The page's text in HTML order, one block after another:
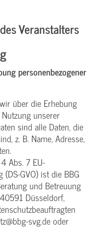
Veranstalters
personenbezogener
über die Erhebung
unserer
sind alle Daten, die
z. B. Name, Adresse,
Abs. 7 EU-
GVO) ist die BBG
und Betreuung
Düsseldorf,
svg.de oder